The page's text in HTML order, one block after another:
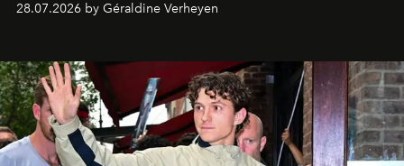
28.07.2026 by Géraldine Verheyen